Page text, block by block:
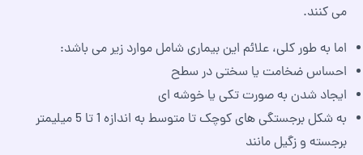
می کنند.
اما به طور کلی، علائم این بیماری شامل موارد زیر می باشد:
احساس ضخامت یا سختی در سطح
ایجاد شدن به صورت تکی یا خوشه ای
به شکل برجستگی های کوچک تا متوسط به اندازه 1 تا 5 میلیمتر
برجسته و زگیل مانند